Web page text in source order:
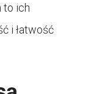
to ich
i łatwość